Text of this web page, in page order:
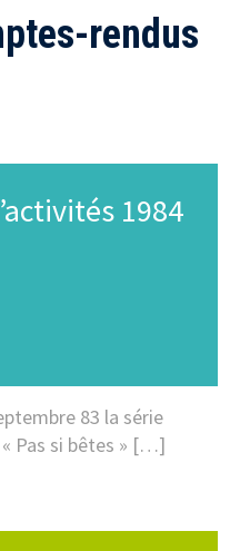
rendus
1984
83 la série
Pas si bêtes » […]